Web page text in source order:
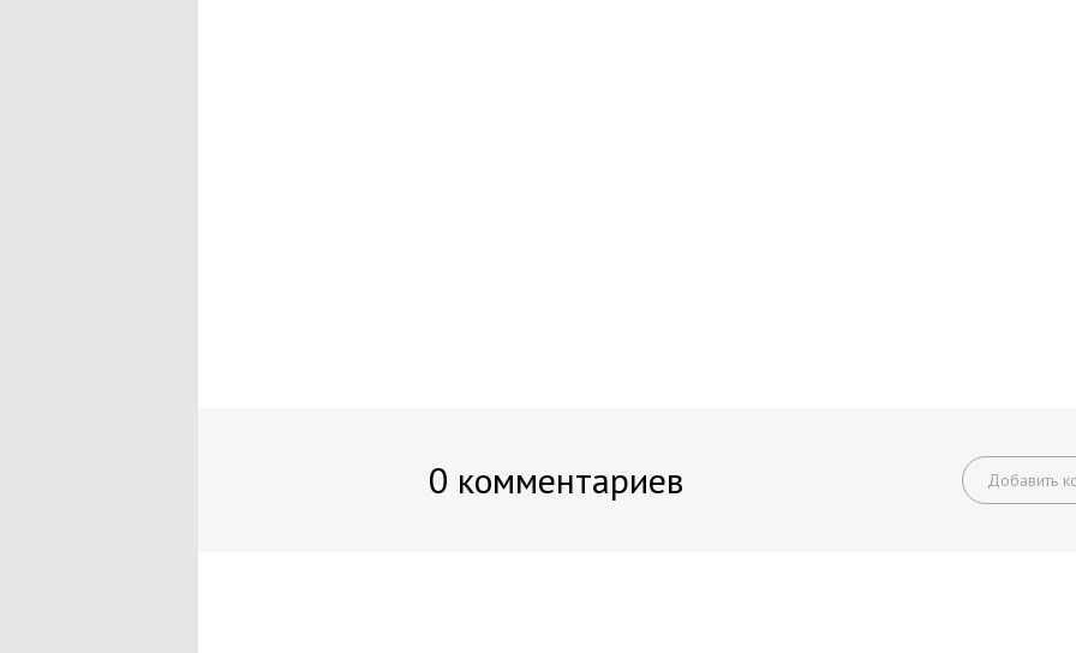
0 комментариев Добавить